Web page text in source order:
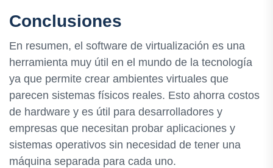
Conclusiones
En resumen, el software de virtualización es una
herramienta muy útil en el mundo de la tecnología
ya que permite crear ambientes virtuales que
parecen sistemas físicos reales. Esto ahorra costos
de hardware y es útil para desarrolladores y
empresas que necesitan probar aplicaciones y
sistemas operativos sin necesidad de tener una
máquina separada para cada uno.